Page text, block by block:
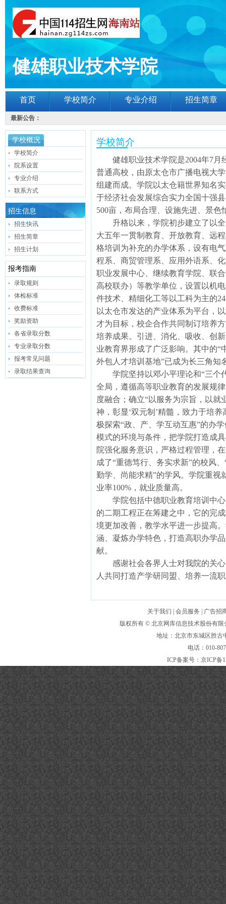
健雄职业技术学院
首页 学校简介 专业介绍 招生简章
最新公告：
学校概况
学校简介
院系设置
专业介绍
联系方式
招生信息
招生快讯
招生简章
招生计划
报考指南
录取规则
体检标准
收费标准
奖励资助
各省录取分数
专业录取分数
报考常见问题
录取结果查询
学校简介
健雄职业技术学院是2004年7月
普通高校，由原太仓市广播电视大
组建而成。学院以太仓籍世界知名
于经济社会发展综合实力全国十强
500亩，布局合理、设施先进、景色
升格以来，学院初步建立了以全
大五年一贯制教育、开放教育、远
格培训为补充的办学体系，设有电
程系、商贸管理系、应用外语系、
职业发展中心、继续教育学院、联
高校联办）等教学单位，设置以机
件技术、精细化工等以工科为主的
以太仓市发达的产业体系为平台，
才为目标，校企合作共同制订培养
培养成果。引进、消化、吸收、创
业教育界形成了广泛影响。其中的“
外包人才培训基地”已成为长三角知
学院坚持以邓小平理论和“三个
全局，遵循高等职业教育的发展规
度融合；确立“以服务为宗旨，以
神，彰显‘双元制’精髓，致力于培
极探索“政、产、学互动互惠”的办
模式的环境与条件，把学院打造成
院强化服务意识，严格过程管理，
成了“重德笃行、务实求新”的校风
勤学、尚能求精”的学风。学院重
业率100%，就业质量高。
学院包括中德职业教育培训中心
的二期工程正在筹建之中，它的完
境更加改善，教学水平进一步提高
涵、凝炼办学特色，打造高职办学
献。
感谢社会各界人士对我院的关心
人共同打造产学研同盟、培养一流
关于我们 会员服务
广告招
版权所有 © 北京网库信息技术股份有限
地址：北京市东城区胜
电话：010-
ICP备案号： 京ICP备